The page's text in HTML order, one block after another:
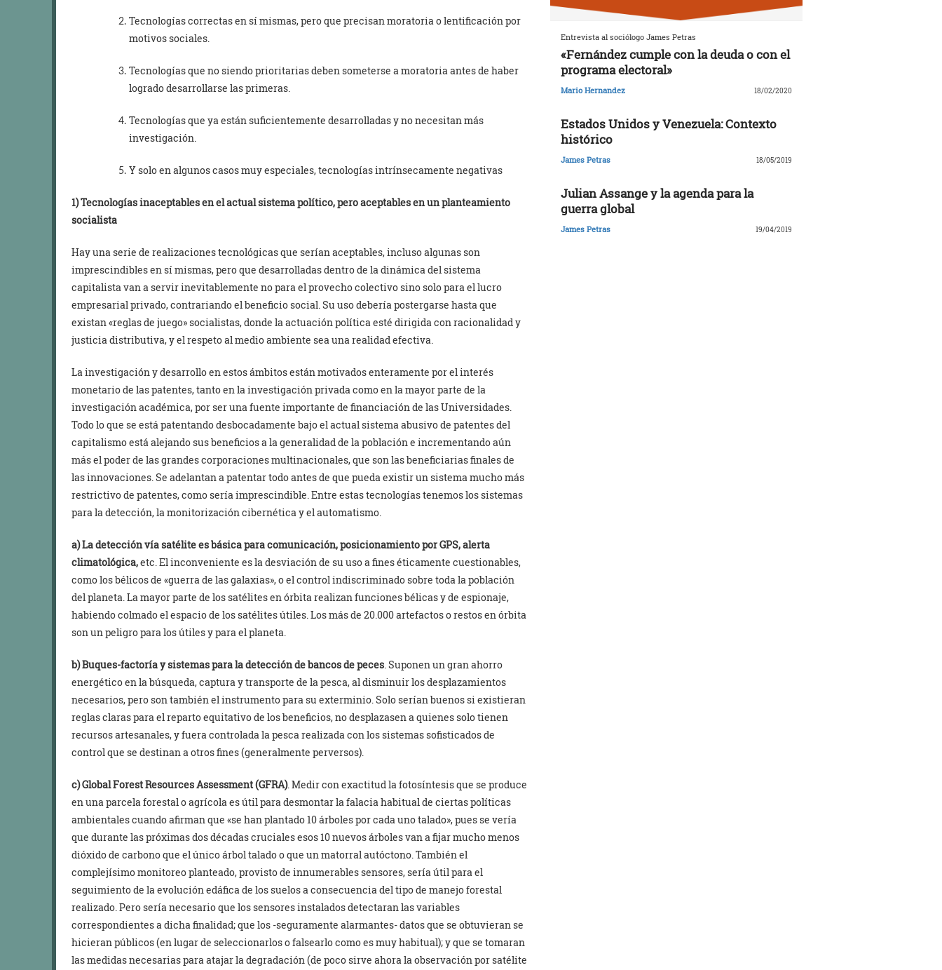
Tecnologías correctas en sí mismas, pero que precisan moratoria o lentificación por
motivos sociales.
Tecnologías que no siendo prioritarias deben someterse a moratoria antes de haber
logrado desarrollarse las primeras.
Tecnologías que ya están suficientemente desarrolladas y no necesitan más
investigación.
Y solo en algunos casos muy especiales, tecnologías intrínsecamente negativas
1) Tecnologías inaceptables en el actual sistema político, pero aceptables en un planteamiento
socialista
Hay una serie de realizaciones tecnológicas que serían aceptables, incluso algunas son
imprescindibles en sí mismas, pero que desarrolladas dentro de la dinámica del sistema
capitalista van a servir inevitablemente no para el provecho colectivo sino solo para el lucro
empresarial privado, contrariando el beneficio social. Su uso debería postergarse hasta que
existan «reglas de juego» socialistas, donde la actuación política esté dirigida con racionalidad y
justicia distributiva, y el respeto al medio ambiente sea una realidad efectiva.
La investigación y desarrollo en estos ámbitos están motivados enteramente por el interés
monetario de las patentes, tanto en la investigación privada como en la mayor parte de la
investigación académica, por ser una fuente importante de financiación de las Universidades.
Todo lo que se está patentando desbocadamente bajo el actual sistema abusivo de patentes del
capitalismo está alejando sus beneficios a la generalidad de la población e incrementando aún
más el poder de las grandes corporaciones multinacionales, que son las beneficiarias finales de
las innovaciones. Se adelantan a patentar todo antes de que pueda existir un sistema mucho más
restrictivo de patentes, como sería imprescindible. Entre estas tecnologías tenemos los sistemas
para la detección, la monitorización cibernética y el automatismo.
a) La detección vía satélite es básica para comunicación, posicionamiento por GPS, alerta
climatológica,etc. El inconveniente es la desviación de su uso a fines éticamente cuestionables,
como los bélicos de «guerra de las galaxias», o el control indiscriminado sobre toda la población
del planeta. La mayor parte de los satélites en órbita realizan funciones bélicas y de espionaje,
habiendo colmado el espacio de los satélites útiles. Los más de 20.000 artefactos o restos en órbita
son un peligro para los útiles y para el planeta.
b) Buques-factoría y sistemas para la detección de bancos de peces. Suponen un gran ahorro
energético en la búsqueda, captura y transporte de la pesca, al disminuir los desplazamientos
necesarios, pero son también el instrumento para su exterminio. Solo serían buenos si existieran
reglas claras para el reparto equitativo de los beneficios, no desplazasen a quienes solo tienen
recursos artesanales, y fuera controlada la pesca realizada con los sistemas sofisticados de
control que se destinan a otros fines (generalmente perversos).
c) Global Forest Resources Assessment (GFRA). Medir con exactitud la fotosíntesis que se produce
en una parcela forestal o agrícola es útil para desmontar la falacia habitual de ciertas políticas
ambientales cuando afirman que «se han plantado 10 árboles por cada uno talado», pues se vería
que durante las próximas dos décadas cruciales esos 10 nuevos árboles van a fijar mucho menos
dióxido de carbono que el único árbol talado o que un matorral autóctono. También el
complejísimo monitoreo planteado, provisto de innumerables sensores, sería útil para el
seguimiento de la evolución edáfica de los suelos a consecuencia del tipo de manejo forestal
realizado. Pero sería necesario que los sensores instalados detectaran las variables
correspondientes a dicha finalidad; que los -seguramente alarmantes- datos que se obtuvieran se
hicieran públicos (en lugar de seleccionarlos o falsearlo como es muy habitual); y que se tomaran
las medidas necesarias para atajar la degradación (de poco sirve ahora la observación por satélite
Entrevista al sociólogo James Petras
«Fernández cumple con la deuda o con el
programa electoral»
Mario Hernandez 18/02/2020
Estados Unidos y Venezuela: Contexto
histórico
James Petras 18/05/2019
Julian Assange y la agenda para la
guerra global
James Petras 19/04/2019